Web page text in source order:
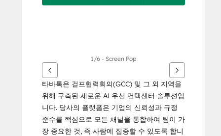
시
오.
1/6 - Screen Pop
타바톡은 걸프협력회의(GCC) 및 그 외 지역을
위해 구축된 새로운 AI 우선 컨택센터 솔루션입
니다. 당사의 플랫폼은 기업의 신뢰성과 규정
준수를 핵심으로 모든 채널을 통합하여 팀이 가
장 중요한 것, 즉 사람에 집중할 수 있도록 합니